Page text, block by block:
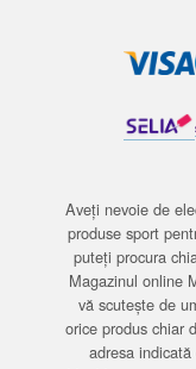
Aveți nevoie de
produse sport
puteți procura
Magazinul online
vă scutește de
orice produs chiar
adresa